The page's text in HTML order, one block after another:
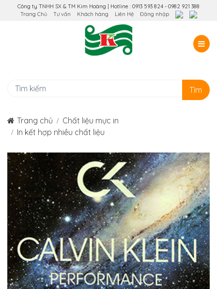
Công ty TNHH SX & TM Kim Hoàng | Hotline : 0913 593 824 - 0982 921 388
Trang Chủ
Tư vấn Khách hàng Liên Hệ Đăng nhập
Tìm
Trang chủ
Chất liệu mực in
In kết hợp nhiều chất liệu